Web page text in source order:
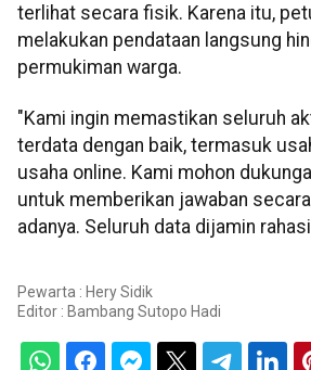
terlihat secara fisik. Karena itu,
melakukan pendataan langsung
permukiman warga.
"Kami ingin memastikan seluruh
terdata dengan baik, termasuk
usaha online. Kami mohon
untuk memberikan jawaban
adanya. Seluruh data dijamin
Pewarta : Hery Sidik
Editor : Bambang Sutopo Hadi